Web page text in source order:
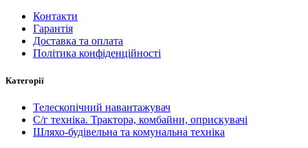
Контакти
Гарантія
Доставка та оплата
Політика конфіденційності
Категорії
Телескопічний навантажувач
С/г техніка. Трактора, комбайни, оприскувачі
Шляхо-будівельна та комунальна техніка